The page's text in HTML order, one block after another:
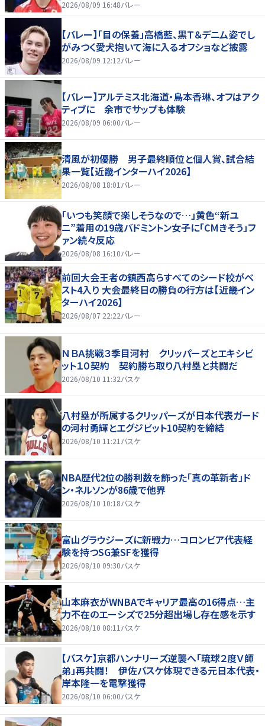
好いい」
2026/08/09 16:48バレー
【バレー】「目の保養」高橋藍、黒Ｔ＆デニム姿でし
がみつく愛犬抱いて海に入るオフショなど披露
2026/08/09 12:12バレー
【バレー】アルテミス北海道・鳥本香琳、オフはアク
ティブに 余市でサップも体験
2026/08/09 06:00バレー
清風が初優勝 男子最終順位と個人賞、試合結
果一覧【近畿インターハイ2026】
2026/08/08 18:01 バレー
「いつも笑顔で楽しそうなので…」黄色“新ユ
ニ”着用の19歳バドミントン女子に「CMきそう」フ
ァン続々反応
2026/08/08 16:10バレー
前回大会王者の鎮西高らすべてのシード校がベ
スト4入り 大会最終日の勝負の行方は【近畿イン
ターハイ2026】
2026/08/07 22:22バレー
ＮＢＡ挑戦３季目河村 クリッパーズとエキシビ
ット１０契約 契約勝ち取り八村塁と共闘だ
2026/08/10 11:32バスケ
八村塁が所属するクリッパーズが日本代表ガード
の河村勇輝とエグジビット10契約を締結
2026/08/10 11:21 バスケ
NBA歴代2位の勝利数を飾った「真の革新者」ド
ン・ネルソンが86歳で他界
2026/08/10 10:18バスケ
富山グラウジーズに新戦力…コロンビア代表経
験を持つSG兼SFを獲得
2026/08/10 09:30バスケ
山本麻衣がWNBAでキャリア最高の16得点…主
力不在のエーシズで25分超出場し存在感を示す
2026/08/10 08:11 バスケ
【バスケ】京都ハンナリーズ逆襲へ「琉球２度Ｖ師
弟」再共闘！ 伊佐バスケ体現できる元日本代表・
岸本隆一を電撃獲得
2026/08/10 06:00バスケ